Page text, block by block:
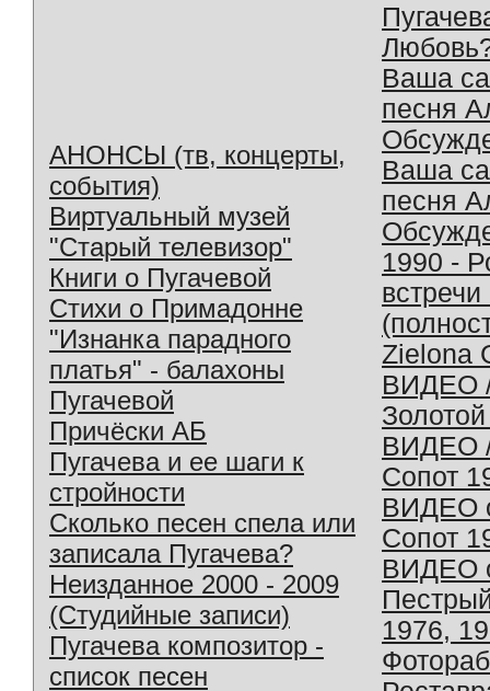
АНОНСЫ (тв, концерты,
события)
Виртуальный музей
"Старый телевизор"
Книги о Пугачевой
Стихи о Примадонне
"Изнанка парадного
платья" - балахоны
Пугачевой
Причёски АБ
Пугачева и ее шаги к
стройности
Сколько песен спела или
записала Пугачева?
Неизданное 2000 - 2009
(Студийные записи)
Пугачева композитор -
список песен
Ваша
песня
Ваша
песня
1990 -
Zielona
ВИДЕО
ВИДЕО
Сопот
ВИДЕО
Сопот
ВИДЕО
1976,